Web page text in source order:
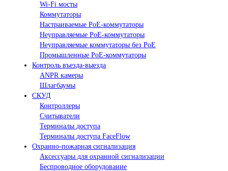
Wi-Fi мосты
Коммутаторы
Настраиваемые PoE-коммутаторы
Неуправляемые PoE-коммутаторы
Неуправляемые коммутаторы без PoE
Промышленные PoE-коммутаторы
Контроль въезда-выезда
ANPR камеры
Шлагбаумы
СКУД
Контроллеры
Считыватели
Терминалы доступа
Терминалы доступа FaceFlow
Охранно-пожарная сигнализация
Аксессуары для охранной сигнализации
Беспроводное оборудование